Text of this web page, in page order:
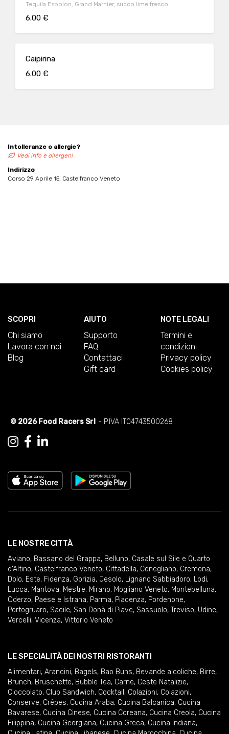
Tequila Espolon, Grand Marnier, succo lime fresco
6.00 €
Caipirina
6.00 €
Intolleranze o allergie?
Vedi info e allergeni
Indirizzo
Corso 29 Aprile 15, Castelfranco Veneto
SCOPRI
Chi siamo
Lavora con noi
Blog
AIUTO
Supporto
FAQ
Contattaci
Gift card
NOTE LEGALI
Termini e
condizioni
Privacy policy
Cookies policy
© 2026 Food Racers Srl - P.IVA IT04743500268
LE NOSTRE CITTÀ
Aviano, Bassano del Grappa, Belluno, Casale sul Sile e Quarto
d'Altino, Castelfranco Veneto, Cittadella, Conegliano, Cremona,
Dolo, Este, Fidenza, Gorizia, Jesolo, Lignano Sabbiadoro, Lodi,
Lucca, Mantova, Mestre, Mirano, Mogliano Veneto, Montebelluna,
Oderzo, Paese e Istrana, Parma, Piacenza, Pordenone,
Portogruaro, Sacile, San Donà di Piave, Sassuolo, Treviso, Udine,
Vercelli, Vicenza, Vittorio Veneto
LE SPECIALITÀ DEI NOSTRI RISTORANTI
Alimentari, Arancini, Bagels, Bao Buns, Bevande alcoliche, Birre,
Brunch, Bruschette, Bubble Tea, Carne, Ceste Natalizie,
Cioccolato, Club Sandwich, Cocktail , Colazioni, Colazioni,
Conserve, Crêpes, Cucina Araba, Cucina Balcanica, Cucina
Bavarese, Cucina Cinese, Cucina Coreana, Cucina Creola, Cucina
Filippina, Cucina Georgiana, Cucina Greca, Cucina Indiana,